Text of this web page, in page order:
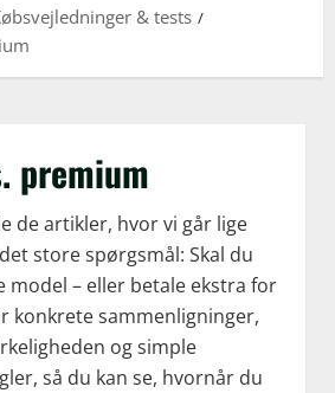
& tests
premium
de artikler, hvor vi går lige
store spørgsmål: Skal du
model – eller betale ekstra for
konkrete sammenligninger,
og simple
så du kan se, hvornår du